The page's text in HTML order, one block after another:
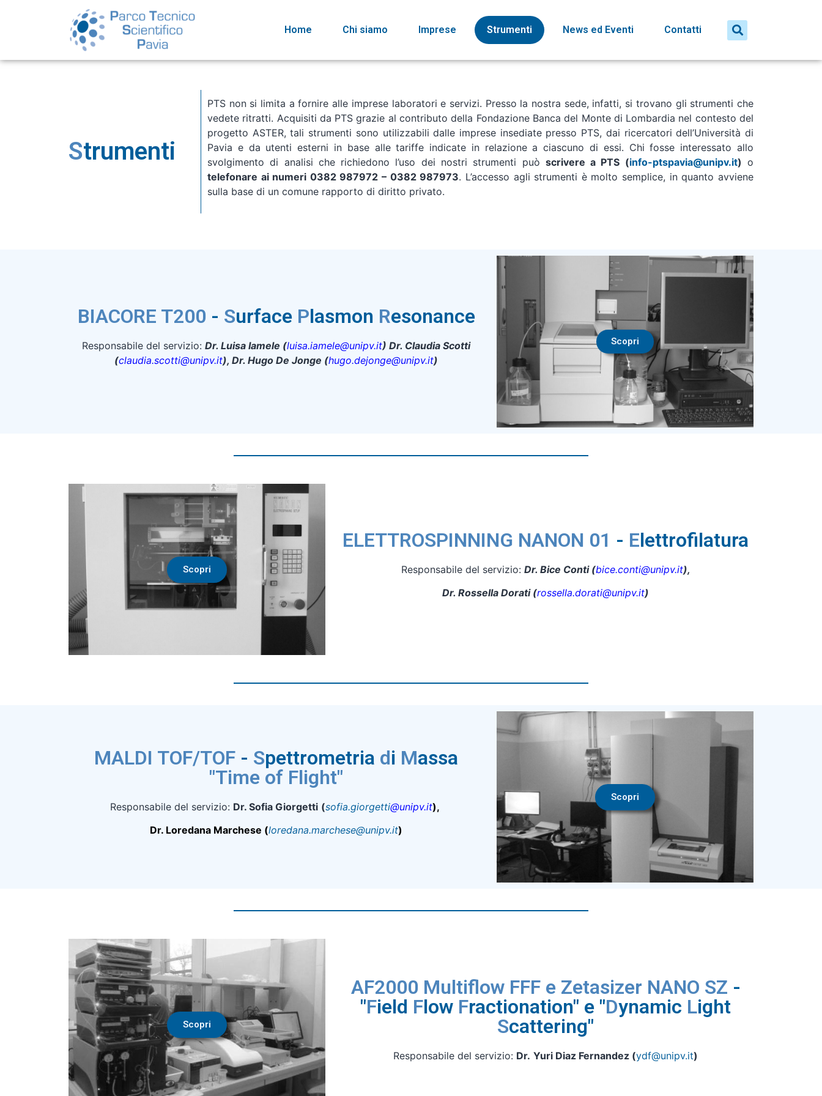
Home Chi siamo Imprese Strumenti News ed Eventi Contatti
Strumenti
PTS non si limita a fornire alle imprese laboratori e servizi. Presso la nostra sede, infatti, si trovano gli strumenti che
vedete ritratti. Acquisiti da PTS grazie al contributo della Fondazione Banca del Monte di Lombardia nel contesto del
progetto ASTER, tali strumenti sono utilizzabili dalle imprese insediate presso PTS, dai ricercatori dell’Università di
Pavia e da utenti esterni in base alle tariffe indicate in relazione a ciascuno di essi. Chi fosse interessato allo
svolgimento di analisi che richiedono l’uso dei nostri strumenti può scrivere a PTS (info-ptspavia@unipv.it) o
telefonare ai numeri 0382 987972 – 0382 987973. L’accesso agli strumenti è molto semplice, in quanto avviene
sulla base di un comune rapporto di diritto privato.
BIACORE T200 - Surface Plasmon Resonance
Responsabile del servizio:Dr. Luisa Iamele (luisa.iamele@unipv.it) Dr. Claudia Scotti
(claudia.scotti@unipv.it), Dr. Hugo De Jonge (hugo.dejonge@unipv.it)
Scopri
Scopri
ELETTROSPINNING NANON 01 - Elettrofilatura
Responsabile del servizio: Dr. Bice Conti (bice.conti@unipv.it),
Dr. Rossella Dorati (rossella.dorati@unipv.it)
MALDI TOF/TOF - Spettrometria di Massa
"Time of Flight"
Responsabile del servizio: Dr. Sofia Giorgetti (sofia.giorgetti@unipv.it),
Dr. Loredana Marchese (loredana.marchese@unipv.it)
Scopri
Scopri
AF2000 Multiflow FFF e Zetasizer NANO SZ -
"Field Flow Fractionation" e "Dynamic Light
Scattering"
Responsabile del servizio: Dr. Yuri Diaz Fernandez (ydf@unipv.it)